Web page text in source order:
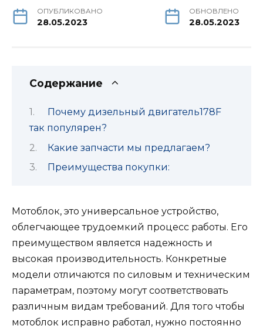
ОПУБЛИКОВАНО
28.05.2023
ОБНОВЛЕНО
28.05.2023
Содержание
Почему дизельный двигатель178F
так популярен?
Какие запчасти мы предлагаем?
Преимущества покупки:
Мотоблок, это универсальное устройство,
облегчающее трудоемкий процесс работы. Его
преимуществом является надежность и
высокая производительность. Конкретные
модели отличаются по силовым и техническим
параметрам, поэтому могут соответствовать
различным видам требований. Для того чтобы
мотоблок исправно работал, нужно постоянно